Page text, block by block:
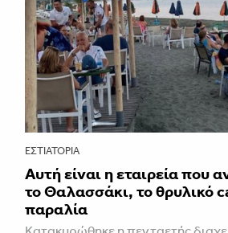
ΕΣΤΙΑΤΌΡΙΑ
Αυτή είναι η εταιρεία που
το Θαλασσάκι, το θρυλικό
παραλία